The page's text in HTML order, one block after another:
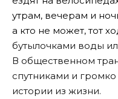
утрам, вечерам и
а кто не может, тот
бутылочками воды
В общественном
спутниками и
истории из жизни.